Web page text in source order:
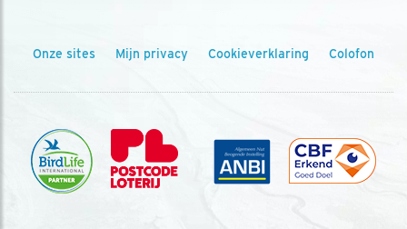
Onze sites Mijn privacy Cookieverklaring Colofon